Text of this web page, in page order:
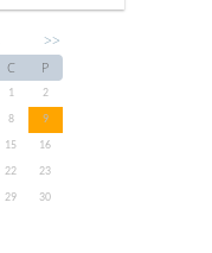
>>
C P
1
2
8
9
15
16
22
23
29
30